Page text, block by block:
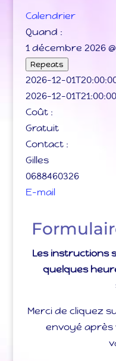
Calendrier
Quand :
1 décembre 2026
Repeats
2026-12-
2026-12-
Coût :
Gratuit
Contact :
Gilles
0688460326
E-mail
Les instructions
quelques
Merci de cliquez
envoyé